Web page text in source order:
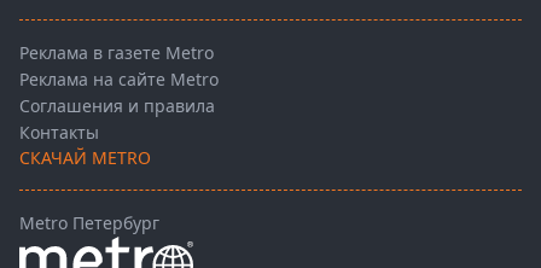
Реклама в газете Metro
Реклама на сайте Metro
Соглашения и правила
Контакты
СКАЧАЙ METRO
Metro Петербург